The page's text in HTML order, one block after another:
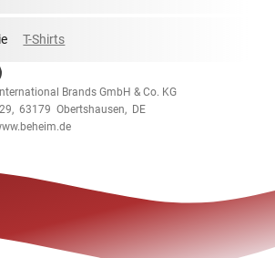
T-Shirts
Brands GmbH & Co. KG
63179 Obertshausen, DE